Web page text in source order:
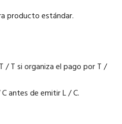
producto estándar.
/ T si organiza el pago por T /
antes de emitir L / C.